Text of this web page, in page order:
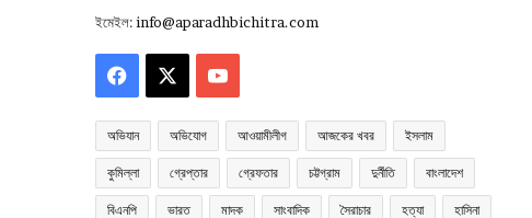
ইমেইল:info@aparadhbichitra.com
Facebook YouTube
অভিযান অভিযোগ আওয়ামীলীগ আজকের খবর ইসলাম
কুমিল্লা গ্রেপ্তার গ্রেফতার চট্টগ্রাম দুর্নীতি বাংলাদেশ
বিএনপি ভারত মাদক সাংবাদিক সৈরাচার হত্যা হাসিনা